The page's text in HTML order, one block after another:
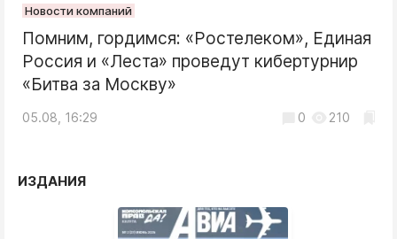
Новости компаний
Помним, гордимся: «Ростелеком», Единая
Россия и «Леста» проведут кибертурнир
«Битва за Москву»
05.08, 16:29 0 210
ИЗДАНИЯ